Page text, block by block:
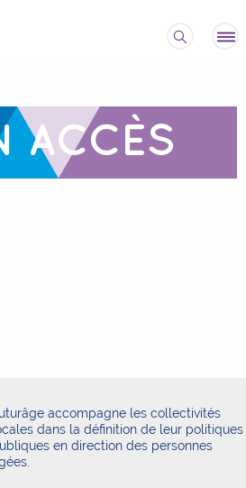
ACCÈS
accompagne les collectivités
dans la définition de leur politiques
en direction des personnes